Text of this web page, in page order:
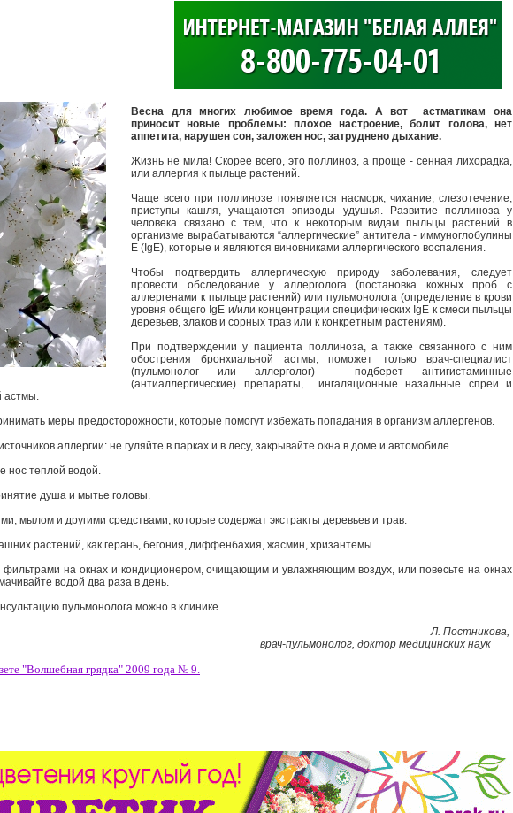
Весна для многих любимое время года. А вот астматикам она
приносит новые проблемы: плохое настроение, болит голова, нет
аппетита, нарушен сон, заложен нос, затруднено дыхание.
Жизнь не мила! Скорее всего, это поллиноз, а проще - сенная лихорадка,
или аллергия к пыльце растений.
Чаще всего при поллинозе появляется насморк, чихание, слезотечение,
приступы кашля, учащаются эпизоды удушья. Развитие поллиноза у
человека связано с тем, что к некоторым видам пыльцы растений в
организме вырабатываются “аллергические” антитела - иммуноглобулины
Е (IgE), которые и являются виновниками аллергического воспаления.
Чтобы подтвердить аллергическую природу заболевания, следует
провести обследование у аллерголога (постановка кожных проб с
аллергенами к пыльце растений) или пульмонолога (определение в крови
уровня общего IgE и/или концентрации специфических IgE к смеси пыльцы
деревьев, злаков и сорных трав или к конкретным растениям).
При подтверждении у пациента поллиноза, а также связанного с ним
обострения бронхиальной астмы, поможет только врач-специалист
(пульмонолог или аллерголог) - подберет антигистаминные
(антиаллергические) препараты, ингаляционные назальные спреи и
астмы.
меры предосторожности, которые помогут избежать попадания в организм аллергенов.
аллергии: не гуляйте в парках и в лесу, закрывайте окна в доме и автомобиле.
нос теплой водой.
душа и мытье головы.
мылом и другими средствами, которые содержат экстракты деревьев и трав.
растений, как герань, бегония, диффенбахия, жасмин, хризантемы.
на окнах и кондиционером, очищающим и увлажняющим воздух, или повесьте на окнах
водой два раза в день.
пульмонолога можно в клинике.
Л. Постникова,
врач-пульмонолог, доктор медицинских наук
"Волшебная грядка" 2009 года № 9.